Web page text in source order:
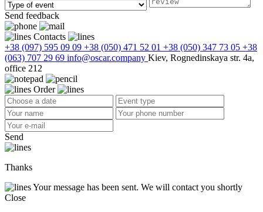
Send feedback
Contacts
+38 (097) 595 09 09 +38 (050) 471 52 01 +38 (050) 347 73 05 +38
(063) 707 29 69 info@oscar.company Kiev, Rognedinskaya str. 4a,
office 212
Order
Send
Thanks
Your message has been sent. We will contact you shortly
Close